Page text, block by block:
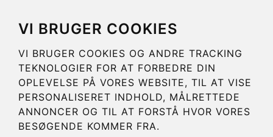
VI BRUGER COOKIES
VI BRUGER COOKIES OG ANDRE TRACKING
TEKNOLOGIER FOR AT FORBEDRE DIN
OPLEVELSE PÅ VORES WEBSITE, TIL AT VISE
PERSONALISERET INDHOLD, MÅLRETTEDE
ANNONCER OG TIL AT FORSTÅ HVOR VORES
BESØGENDE KOMMER FRA.